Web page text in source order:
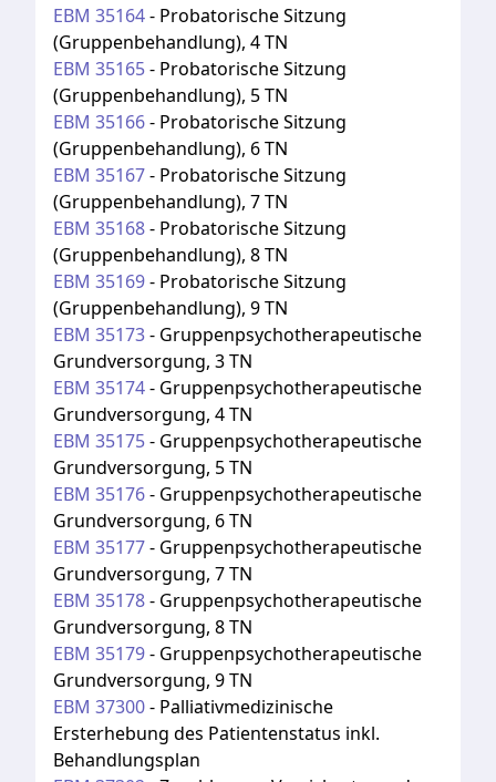
EBM 35164- Probatorische Sitzung
(Gruppenbehandlung), 4 TN
EBM 35165- Probatorische Sitzung
(Gruppenbehandlung), 5 TN
EBM 35166- Probatorische Sitzung
(Gruppenbehandlung), 6 TN
EBM 35167- Probatorische Sitzung
(Gruppenbehandlung), 7 TN
EBM 35168- Probatorische Sitzung
(Gruppenbehandlung), 8 TN
EBM 35169- Probatorische Sitzung
(Gruppenbehandlung), 9 TN
EBM 35173- Gruppenpsychotherapeutische
Grundversorgung, 3 TN
EBM 35174- Gruppenpsychotherapeutische
Grundversorgung, 4 TN
EBM 35175- Gruppenpsychotherapeutische
Grundversorgung, 5 TN
EBM 35176- Gruppenpsychotherapeutische
Grundversorgung, 6 TN
EBM 35177- Gruppenpsychotherapeutische
Grundversorgung, 7 TN
EBM 35178- Gruppenpsychotherapeutische
Grundversorgung, 8 TN
EBM 35179- Gruppenpsychotherapeutische
Grundversorgung, 9 TN
EBM 37300- Palliativmedizinische
Ersterhebung des Patientenstatus inkl.
Behandlungsplan